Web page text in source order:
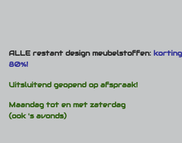
ALLE restant design meubelstoffen:
80%!
Uitsluitend geopend op afspraak!
Maandag tot en met zaterdag
(ook 's avonds)